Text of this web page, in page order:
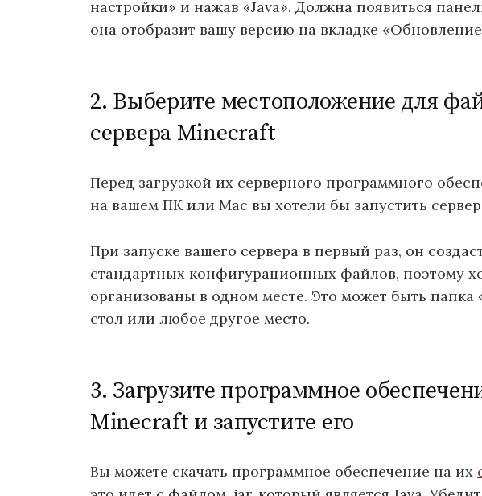
настройки» и нажав «Java». Должна появиться
она отобразит вашу версию на вкладке
2. Выберите местоположение для
сервера Minecraft
Перед загрузкой их серверного программного
на вашем ПК или Mac вы хотели бы запустить
При запуске вашего сервера в первый раз, он
стандартных конфигурационных файлов, поэтому
организованы в одном месте. Это может быть папка
стол или любое другое место.
3. Загрузите программное
Minecraft и запустите его
Вы можете скачать программное обеспечение на их